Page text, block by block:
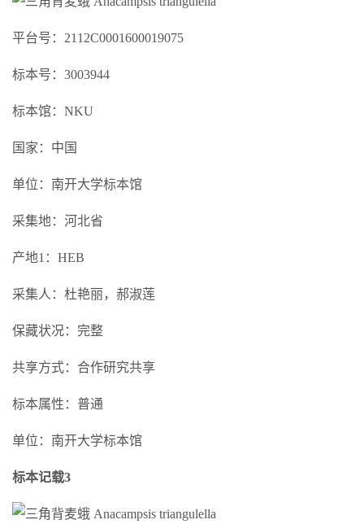
平台号：2112C0001600019075
标本号：3003944
标本馆：NKU
国家：中国
单位：南开大学标本馆
采集地：河北省
产地1：HEB
采集人：杜艳丽，郝淑莲
保藏状况：完整
共享方式：合作研究共享
标本属性：普通
单位：南开大学标本馆
标本记载3